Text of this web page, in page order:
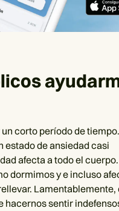
corto período de
estado de ansiedad casi
afecta a todo el
dormimos y e incluso
Lamentablemente,
hacernos sentir